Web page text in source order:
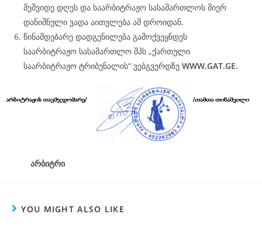
მეშვიდე დღეს და საარბიტრაჟო სასამართლოს მიერ
დანიშნული ვადა აითვლება ამ დროიდან.
წინამდებარე დადგენილება გამოქვეყნდეს
საარბიტრაჟო სასამართლო შპს „ქართული
საარბიტრაჟო ტრიბუნალის“ ვებგვერდზე WWW.GAT.GE.
არბიტრი
YOU MIGHT ALSO LIKE